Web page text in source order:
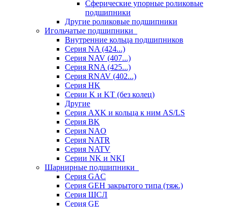
Сферические упорные роликовые
подшипники
Другие роликовые подшипники
Игольчатые подшипники
Внутренние кольца подшипников
Серия NA (424...)
Серия NAV (407...)
Серия RNA (425...)
Серия RNAV (402...)
Серия HK
Серии K и KT (без колец)
Другие
Серия AXK и кольца к ним AS/LS
Серия BK
Серия NAO
Серия NATR
Серия NATV
Серии NK и NKI
Шарнирные подшипники
Серия GAC
Серия GEH закрытого типа (тяж.)
Серия ШСЛ
Серия GE